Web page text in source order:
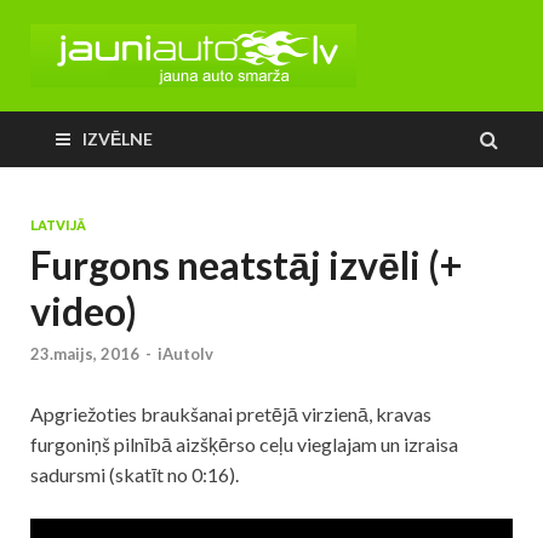
IZVĒLNE
LATVIJĀ
Furgons neatstāj izvēli (+
video)
23.maijs, 2016 - iAutolv
Apgriežoties braukšanai pretējā virzienā, kravas
furgoniņš pilnībā aizšķērso ceļu vieglajam un izraisa
sadursmi (skatīt no 0:16).